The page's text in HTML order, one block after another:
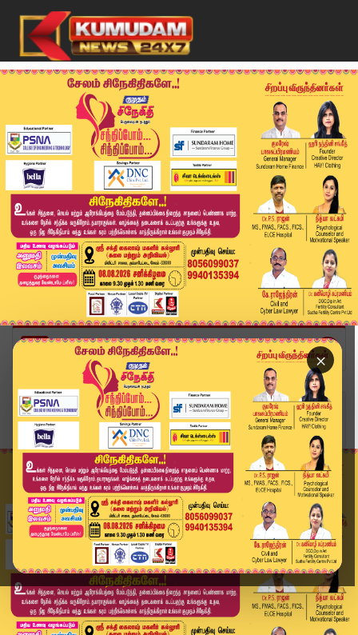
×
Home
அரசியல்
"உதயநிதிக்கு SIR-ன் அர்த்தம் தெரியவில்லை"- தமிழ...